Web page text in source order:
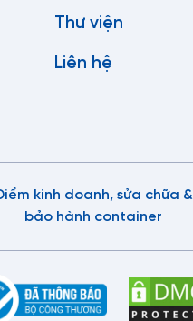
Thư viện
Liên hệ
kinh doanh, sửa chữa &
bảo hành container